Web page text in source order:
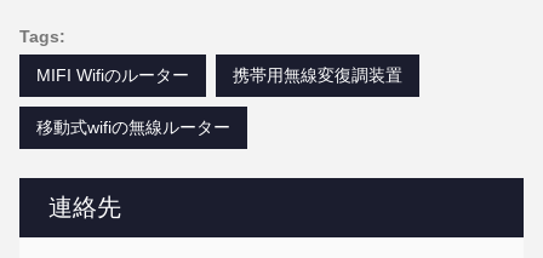
連絡先
Tags:
MIFI Wifiのルーター
携帯用無線変復調装置
移動式wifiの無線ルーター